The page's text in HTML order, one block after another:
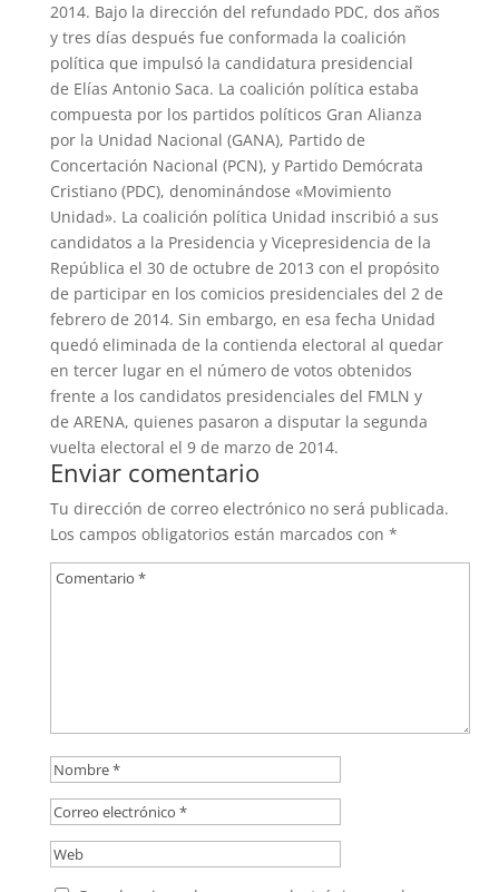
2014. Bajo la dirección del refundado PDC, dos años
y tres días después fue conformada la coalición
política que impulsó la candidatura presidencial
de Elías Antonio Saca. La coalición política estaba
compuesta por los partidos políticos Gran Alianza
por la Unidad Nacional (GANA), Partido de
Concertación Nacional (PCN), y Partido Demócrata
Cristiano (PDC), denominándose «Movimiento
Unidad». La coalición política Unidad inscribió a sus
candidatos a la Presidencia y Vicepresidencia de la
República el 30 de octubre de 2013 con el propósito
de participar en los comicios presidenciales del 2 de
febrero de 2014. Sin embargo, en esa fecha Unidad
quedó eliminada de la contienda electoral al quedar
en tercer lugar en el número de votos obtenidos
frente a los candidatos presidenciales del FMLN y
de ARENA, quienes pasaron a disputar la segunda
vuelta electoral el 9 de marzo de 2014.
Enviar comentario
Tu dirección de correo electrónico no será publicada.
Los campos obligatorios están marcados con *